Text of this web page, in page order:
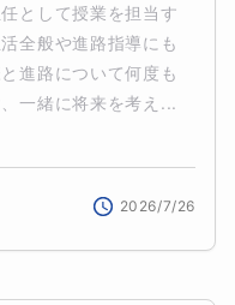
として授業を担当す
全般や進路指導にも
進路について何度も
一緒に将来を考え...
2026/7/26